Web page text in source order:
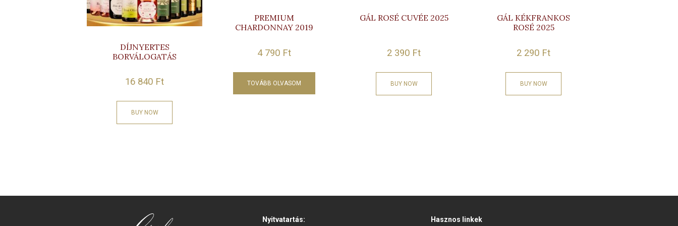
DÍJNYERTES
BORVÁLOGATÁS
16 840 Ft
BUY NOW
PREMIUM
CHARDONNAY 2019
4 790 Ft
TOVÁBB OLVASOM
GÁL ROSÉ CUVÉE 2025
2 390 Ft
BUY NOW
GÁL KÉKFRANKOS
ROSÉ 2025
2 290 Ft
BUY NOW
Nyitvatartás: Hasznos linkek